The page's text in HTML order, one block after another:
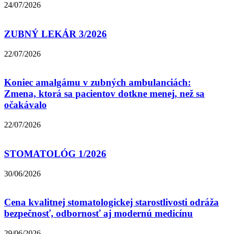
24/07/2026
ZUBNÝ LEKÁR 3/2026
22/07/2026
Koniec amalgámu v zubných ambulanciách:
Zmena, ktorá sa pacientov dotkne menej, než sa
očakávalo
22/07/2026
STOMATOLÓG 1/2026
30/06/2026
Cena kvalitnej stomatologickej starostlivosti odráža
bezpečnosť, odbornosť aj modernú medicínu